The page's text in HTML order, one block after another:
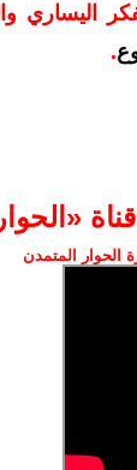
اليساري
.
الحوار المتمدن